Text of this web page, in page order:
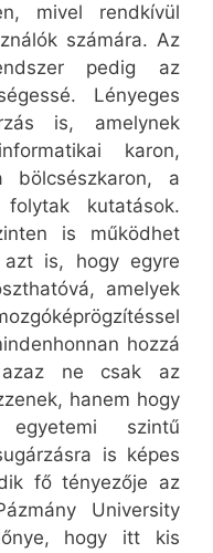
mivel rendkívül
számára. Az
pedig az
Lényeges
is, amelynek
karon,
a
folytak kutatások.
is működhet
is, hogy egyre
amelyek
hozzá
azaz ne csak az
hanem hogy
szintű
is képes
fő tényezője az
University
hogy itt kis